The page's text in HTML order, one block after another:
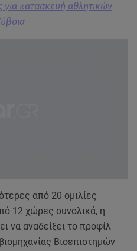
κατασκευή αθλητικών
από 20 ομιλίες
12 χώρες συνολικά, η
να αναδείξει το προφίλ
Βιοεπιστημών